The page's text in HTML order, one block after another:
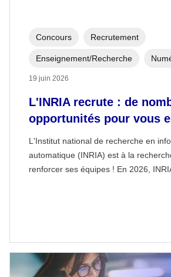
L'INRIA recrute : de
opportunités pour vous
L'Institut national de recherche en
automatique (INRIA) est à la
renforcer ses équipes ! En 2026,
Concours Recrutement
Enseignement/Recherche
19 juin 2026